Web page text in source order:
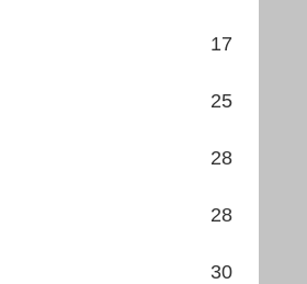
17
25
28
28
30